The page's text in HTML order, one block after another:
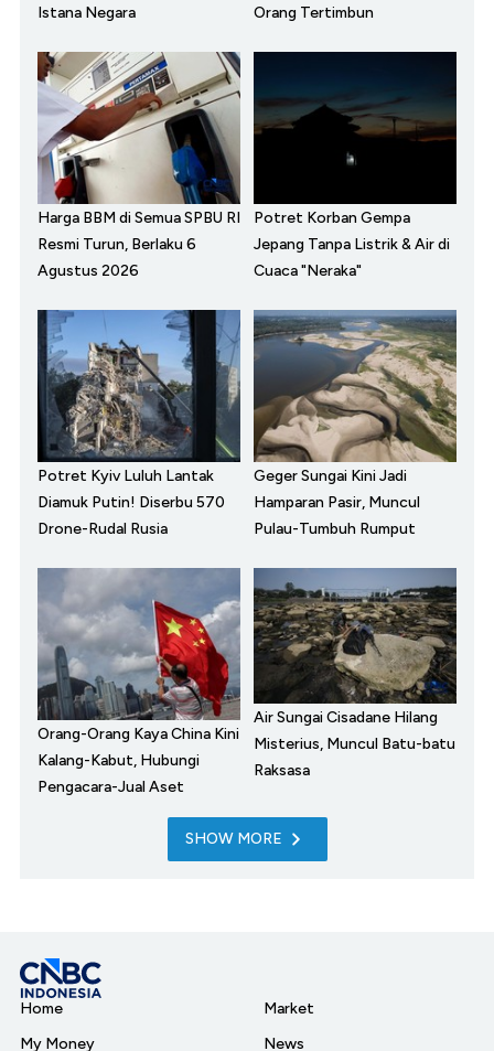
Istana Negara
Orang Tertimbun
Harga BBM di Semua SPBU RI
Resmi Turun, Berlaku 6
Agustus 2026
Potret Korban Gempa
Jepang Tanpa Listrik & Air di
Cuaca "Neraka"
Potret Kyiv Luluh Lantak
Diamuk Putin! Diserbu 570
Drone-Rudal Rusia
Geger Sungai Kini Jadi
Hamparan Pasir, Muncul
Pulau-Tumbuh Rumput
Orang-Orang Kaya China Kini
Kalang-Kabut, Hubungi
Pengacara-Jual Aset
Air Sungai Cisadane Hilang
Misterius, Muncul Batu-batu
Raksasa
SHOW MORE
Home
My Money
Market
News